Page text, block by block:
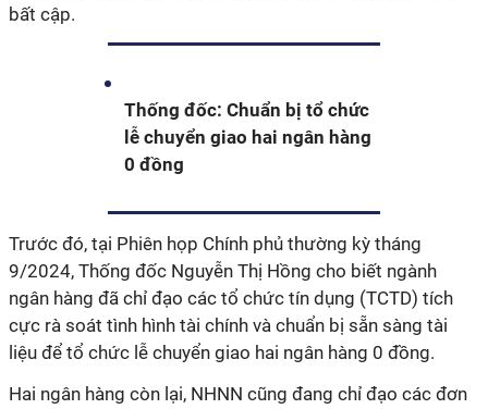
bất cập.
Thống đốc: Chuẩn bị tổ chức
lễ chuyển giao hai ngân hàng
0 đồng
Trước đó, tại Phiên họp Chính phủ thường kỳ tháng
9/2024, Thống đốc Nguyễn Thị Hồng cho biết ngành
ngân hàng đã chỉ đạo các tổ chức tín dụng (TCTD) tích
cực rà soát tình hình tài chính và chuẩn bị sẵn sàng tài
liệu để tổ chức lễ chuyển giao hai ngân hàng 0 đồng.
Hai ngân hàng còn lại, NHNN cũng đang chỉ đạo các đơn